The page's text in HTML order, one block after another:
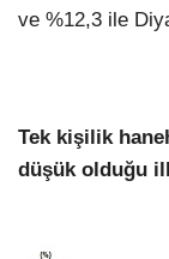
ve %12,3 ile
Tek kişilik
düşük olduğu